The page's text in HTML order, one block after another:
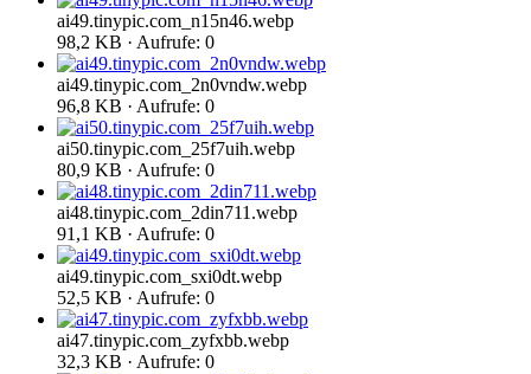
ai49.tinypic.com_n15n46.webp
98,2 KB · Aufrufe: 0
ai49.tinypic.com_2n0vndw.webp
96,8 KB · Aufrufe: 0
ai50.tinypic.com_25f7uih.webp
80,9 KB · Aufrufe: 0
ai48.tinypic.com_2din711.webp
91,1 KB · Aufrufe: 0
ai49.tinypic.com_sxi0dt.webp
52,5 KB · Aufrufe: 0
ai47.tinypic.com_zyfxbb.webp
32,3 KB · Aufrufe: 0